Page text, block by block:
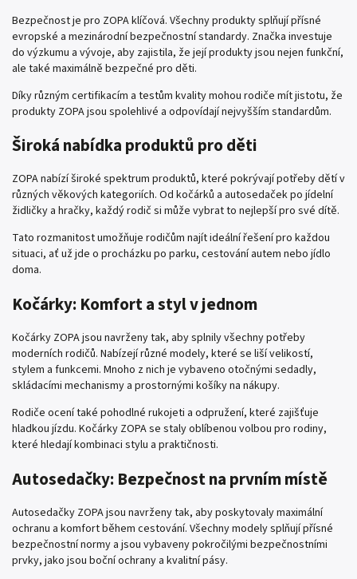
Bezpečnost je pro ZOPA klíčová. Všechny produkty splňují přísné
evropské a mezinárodní bezpečnostní standardy. Značka investuje
do výzkumu a vývoje, aby zajistila, že její produkty jsou nejen funkční,
ale také maximálně bezpečné pro děti.
Díky různým certifikacím a testům kvality mohou rodiče mít jistotu, že
produkty ZOPA jsou spolehlivé a odpovídají nejvyšším standardům.
Široká nabídka produktů pro děti
ZOPA nabízí široké spektrum produktů, které pokrývají potřeby dětí v
různých věkových kategoriích. Od kočárků a autosedaček po jídelní
židličky a hračky, každý rodič si může vybrat to nejlepší pro své dítě.
Tato rozmanitost umožňuje rodičům najít ideální řešení pro každou
situaci, ať už jde o procházku po parku, cestování autem nebo jídlo
doma.
Kočárky: Komfort a styl v jednom
Kočárky ZOPA jsou navrženy tak, aby splnily všechny potřeby
moderních rodičů. Nabízejí různé modely, které se liší velikostí,
stylem a funkcemi. Mnoho z nich je vybaveno otočnými sedadly,
skládacími mechanismy a prostornými košíky na nákupy.
Rodiče ocení také pohodlné rukojeti a odpružení, které zajišťuje
hladkou jízdu. Kočárky ZOPA se staly oblíbenou volbou pro rodiny,
které hledají kombinaci stylu a praktičnosti.
Autosedačky: Bezpečnost na prvním místě
Autosedačky ZOPA jsou navrženy tak, aby poskytovaly maximální
ochranu a komfort během cestování. Všechny modely splňují přísné
bezpečnostní normy a jsou vybaveny pokročilými bezpečnostními
prvky, jako jsou boční ochrany a kvalitní pásy.